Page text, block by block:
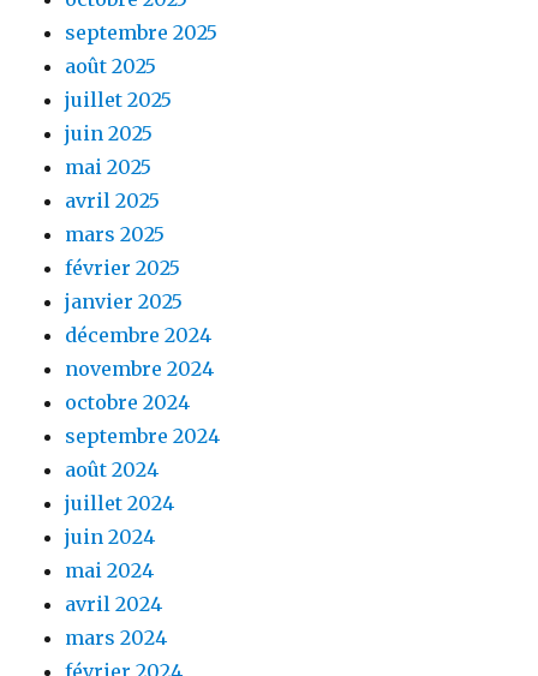
septembre 2025
août 2025
juillet 2025
juin 2025
mai 2025
avril 2025
mars 2025
février 2025
janvier 2025
décembre 2024
novembre 2024
octobre 2024
septembre 2024
août 2024
juillet 2024
juin 2024
mai 2024
avril 2024
mars 2024